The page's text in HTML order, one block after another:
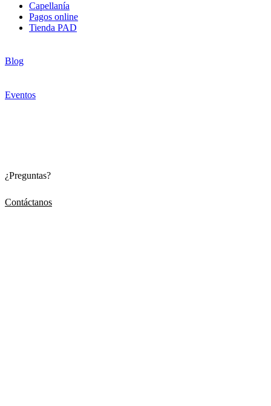
Capellanía
Pagos online
Tienda PAD
Blog
Eventos
¿Preguntas?
Contáctanos